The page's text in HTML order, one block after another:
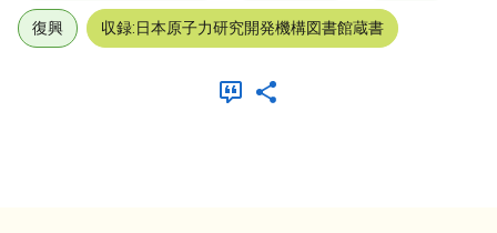
復興 収録:日本原子力研究開発機構図書館蔵書